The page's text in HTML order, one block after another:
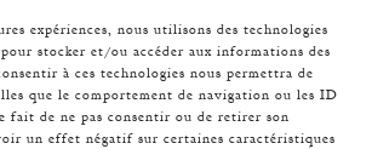
expériences, nous utilisons des technologies
stocker et/ou accéder aux informations des
à ces technologies nous permettra de
que le comportement de navigation ou les ID
fait de ne pas consentir ou de retirer son
un effet négatif sur certaines caractéristiques
AND BLACK METAL COFFEE TABLE